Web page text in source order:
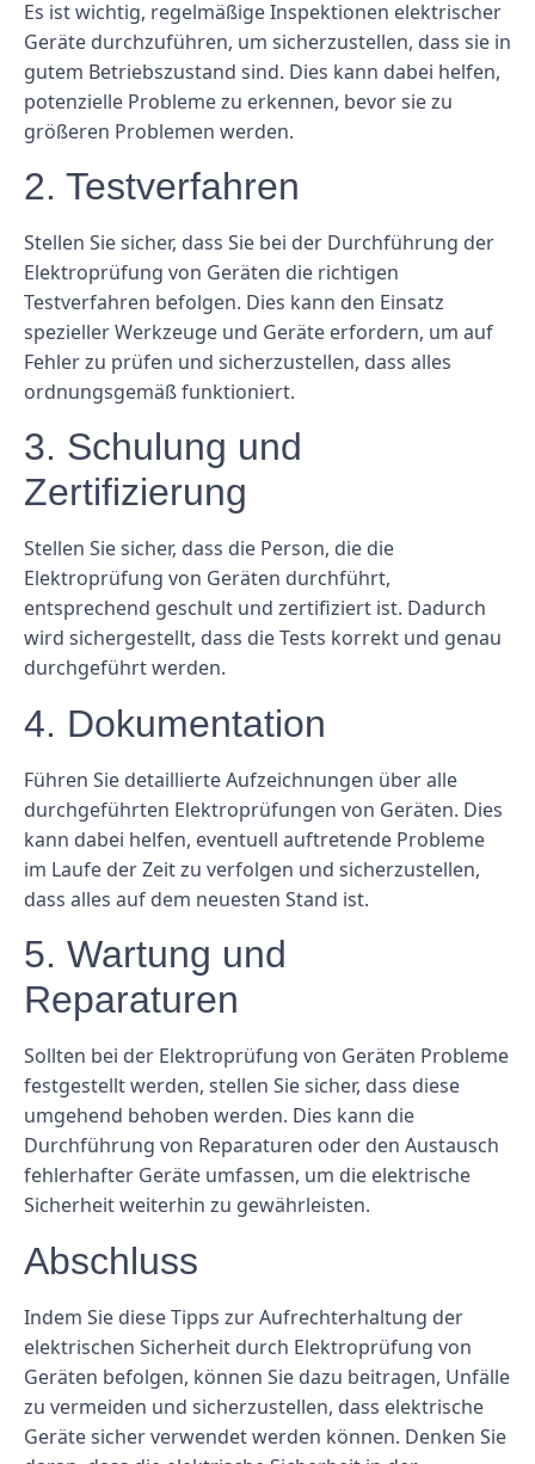
Es ist wichtig, regelmäßige Inspektionen elektrischer
Geräte durchzuführen, um sicherzustellen, dass sie in
gutem Betriebszustand sind. Dies kann dabei helfen,
potenzielle Probleme zu erkennen, bevor sie zu
größeren Problemen werden.
2. Testverfahren
Stellen Sie sicher, dass Sie bei der Durchführung der
Elektroprüfung von Geräten die richtigen
Testverfahren befolgen. Dies kann den Einsatz
spezieller Werkzeuge und Geräte erfordern, um auf
Fehler zu prüfen und sicherzustellen, dass alles
ordnungsgemäß funktioniert.
3. Schulung und
Zertifizierung
Stellen Sie sicher, dass die Person, die die
Elektroprüfung von Geräten durchführt,
entsprechend geschult und zertifiziert ist. Dadurch
wird sichergestellt, dass die Tests korrekt und genau
durchgeführt werden.
4. Dokumentation
Führen Sie detaillierte Aufzeichnungen über alle
durchgeführten Elektroprüfungen von Geräten. Dies
kann dabei helfen, eventuell auftretende Probleme
im Laufe der Zeit zu verfolgen und sicherzustellen,
dass alles auf dem neuesten Stand ist.
5. Wartung und
Reparaturen
Sollten bei der Elektroprüfung von Geräten Probleme
festgestellt werden, stellen Sie sicher, dass diese
umgehend behoben werden. Dies kann die
Durchführung von Reparaturen oder den Austausch
fehlerhafter Geräte umfassen, um die elektrische
Sicherheit weiterhin zu gewährleisten.
Abschluss
Indem Sie diese Tipps zur Aufrechterhaltung der
elektrischen Sicherheit durch Elektroprüfung von
Geräten befolgen, können Sie dazu beitragen, Unfälle
zu vermeiden und sicherzustellen, dass elektrische
Geräte sicher verwendet werden können. Denken Sie